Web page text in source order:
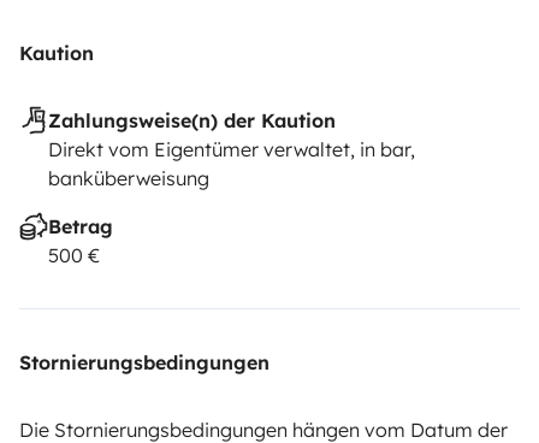
Kaution
Zahlungsweise(n) der Kaution
Direkt vom Eigentümer verwaltet, in bar,
banküberweisung
Betrag
500 €
Stornierungsbedingungen
Die Stornierungsbedingungen hängen vom Datum der